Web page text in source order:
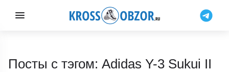
Посты с тэгом: Adidas Y-3 Sukui II